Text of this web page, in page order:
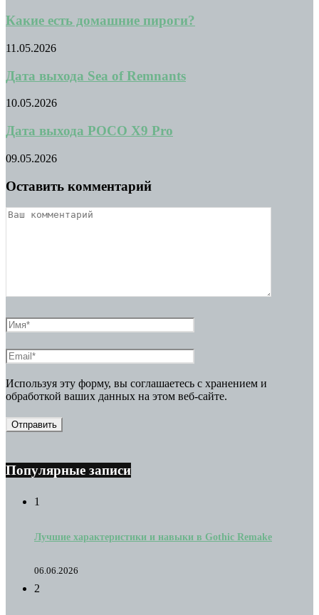
Какие есть домашние пироги?
11.05.2026
Дата выхода Sea of Remnants
10.05.2026
Дата выхода POCO X9 Pro
09.05.2026
Оставить комментарий
Используя эту форму, вы соглашаетесь с хранением и
обработкой ваших данных на этом веб-сайте.
Популярные записи
1
Лучшие характеристики и навыки в Gothic Remake
06.06.2026
2